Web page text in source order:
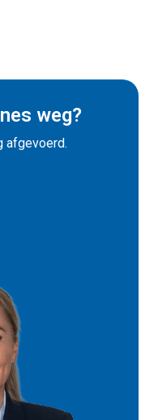
weg?
afgevoerd.